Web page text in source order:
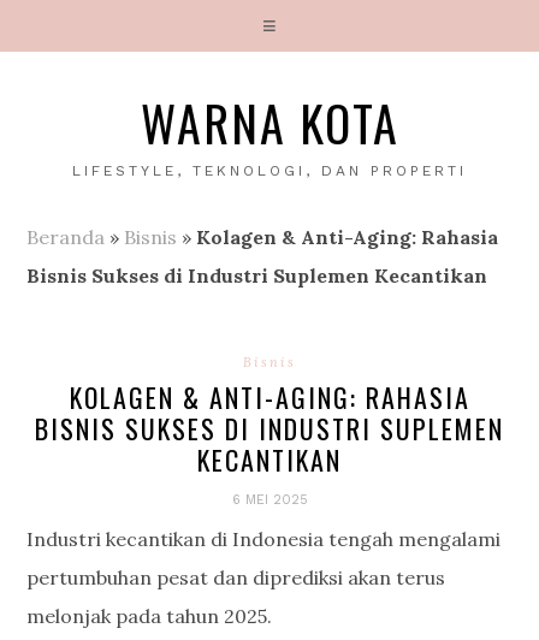
WARNA KOTA
LIFESTYLE, TEKNOLOGI, DAN PROPERTI
Beranda » Bisnis » Kolagen & Anti-Aging: Rahasia
Bisnis Sukses di Industri Suplemen Kecantikan
Bisnis
KOLAGEN & ANTI-AGING: RAHASIA
BISNIS SUKSES DI INDUSTRI SUPLEMEN
KECANTIKAN
6 MEI 2025
Industri kecantikan di Indonesia tengah mengalami
pertumbuhan pesat dan diprediksi akan terus
melonjak pada tahun 2025.